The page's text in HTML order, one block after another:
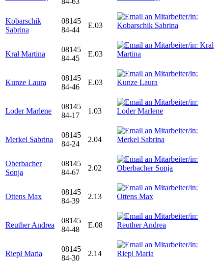
Kobarschik
Sabrina
08145
84-44
E.03
Kral Martina
08145
84-45
E.03
Kunze Laura
08145
84-46
E.03
Loder Marlene
08145
84-17
1.03
Merkel Sabrina
08145
84-24
2.04
Oberbacher
Sonja
08145
84-67
2.02
Ottens Max
08145
84-39
2.13
Reuther Andrea
08145
84-48
E.08
Riepl Maria
08145
84-30
2.14